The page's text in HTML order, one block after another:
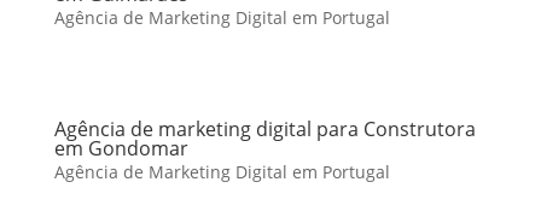
Agência de Marketing Digital em Portugal
Agência de marketing digital para Construtora
em Gondomar
Agência de Marketing Digital em Portugal